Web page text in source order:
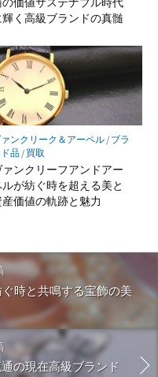
輝く高級ブランドの真髄
ンクリーク＆アーペル/ ブラ
品/ 買取
ァンクリーフアンドアー
ルが紡ぐ時を超える美と
産価値の軌跡と魅力
時と共鳴する宝飾の美
の現在高級ブランド